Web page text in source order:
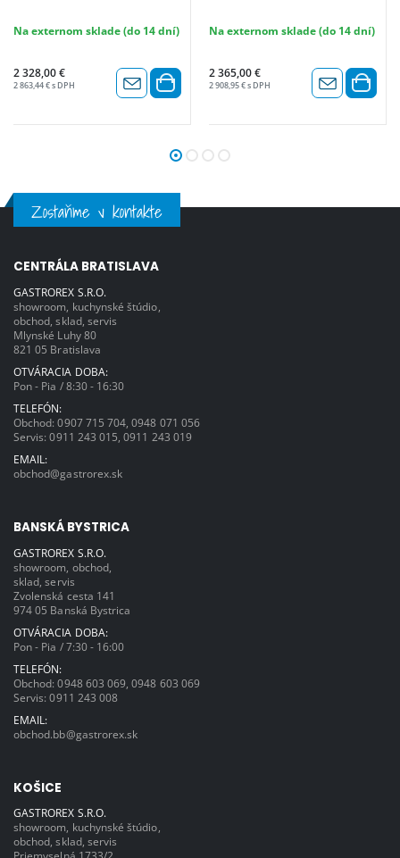
Na externom sklade (do 14 dní)
2 328,00 €
2 863,44 € s DPH
Na externom sklade (do 14 dní)
2 365,00 €
2 908,95 € s DPH
Zostaňme v kontakte
CENTRÁLA BRATISLAVA
GASTROREX S.R.O.
showroom, kuchynské štúdio,
obchod, sklad, servis
Mlynské Luhy 80
821 05 Bratislava
OTVÁRACIA DOBA:
Pon - Pia / 8:30 - 16:30
TELEFÓN:
Obchod:0907 715 704 ,0948 071 056
Servis:0911 243 015 ,0911 243 019
EMAIL:
obchod@gastrorex.sk
BANSKÁ BYSTRICA
GASTROREX S.R.O.
showroom, obchod,
sklad, servis
Zvolenská cesta 141
974 05 Banská Bystrica
OTVÁRACIA DOBA:
Pon - Pia / 7:30 - 16:00
TELEFÓN:
Obchod:0948 603 069 ,0948 603 069
Servis:0911 243 008
EMAIL:
obchod.bb@gastrorex.sk
KOŠICE
GASTROREX S.R.O.
showroom, kuchynské štúdio,
obchod, sklad, servis